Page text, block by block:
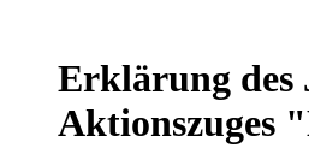
Erklärung des
Aktionszuges